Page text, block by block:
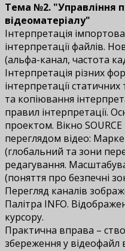
Тема №2. "Управління
відеоматеріалу"
Інтерпретація
інтерпретації файлів.
(альфа-канал, частота
Інтерпретація різних
інтерпретації
та копіювання
правил інтерпретації.
проектом. Вікно
переглядом відео:
(глобальний та зони
редагування.
(поняття про безпечні
Перегляд каналів
Палітра INFO.
курсору.
Практична вправа –
збереження у відеофайл